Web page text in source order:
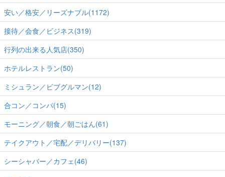
安い／格安／リーズナブル(1172)
接待／会食／ビジネス(319)
行列の出来る人気店(350)
ホテルレストラン(50)
ミシュラン／ビブグルマン(12)
合コン／コンパ(15)
モーニング／朝食／朝ごはん(61)
テイクアウト／宅配／デリバリー(137)
シーシャバー／カフェ(46)